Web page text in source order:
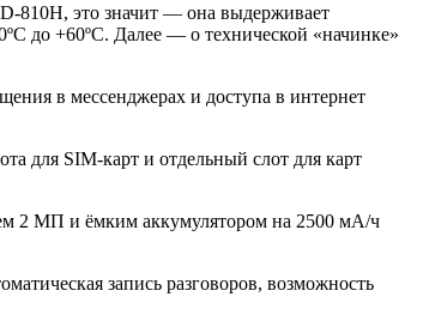
810H, это значит — она выдерживает
до +60ºC. Далее — о технической «начинке»
в мессенджерах и доступа в интернет
для SIM-карт и отдельный слот для карт
2 МП и ёмким аккумулятором на 2500 мА/ч
запись разговоров, возможность